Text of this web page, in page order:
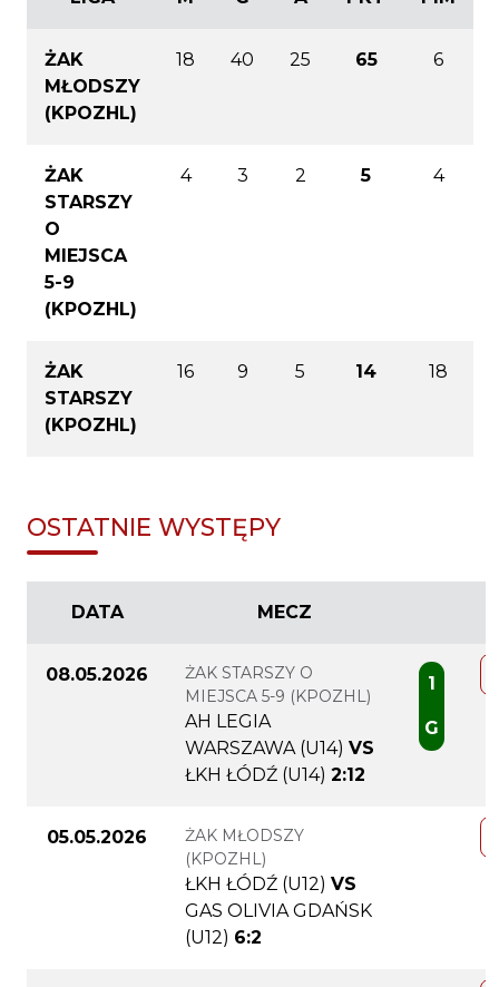
ŻAK
MŁODSZY
(KPOZHL)
18 40 25 65 6
ŻAK
STARSZY
O
MIEJSCA
5-9
(KPOZHL)
4 3 2 5 4
ŻAK
STARSZY
(KPOZHL)
16 9 5 14 18
OSTATNIE WYSTĘPY
DATA MECZ
08.05.2026
ŻAK STARSZY O
MIEJSCA 5-9 (KPOZHL)
AH LEGIA
WARSZAWA (U14) VS
ŁKH ŁÓDŹ (U14) 2:12
1
G
05.05.2026
ŻAK MŁODSZY
(KPOZHL)
ŁKH ŁÓDŹ (U12) VS
GAS OLIVIA GDAŃSK
(U12) 6:2